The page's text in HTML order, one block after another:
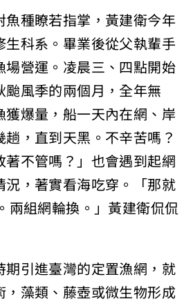
種瞭若指掌，黃建衛今年
科系。畢業後從父執輩手
營運。凌晨三、四點開始
風季的兩個月，全年無
爆量，船一天內在網、岸
，直到天黑。不辛苦嗎？
著不管嗎？」也會遇到起網
，著實看海吃穿。「那就
組網輪換。」黃建衛侃侃
引進臺灣的定置漁網，就
藻類、藤壺或微生物形成